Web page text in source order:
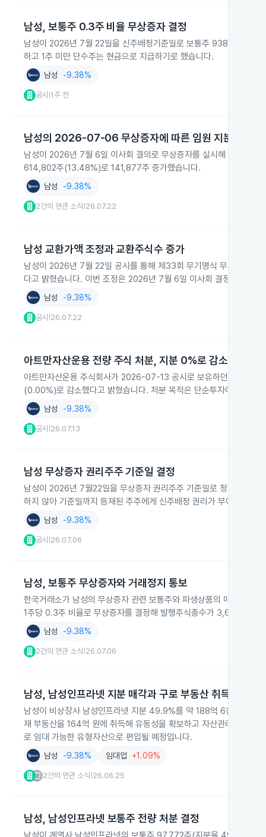
남성, 보통주 0.3주 비율 무상증자 결정
남성이 2026년 7월 22일을 신주배정기준일로 보통주 938,912주에
하고 1주 미만 단수주는 현금으로 지급하기로 했습니다.
남성 -9.38%
공시 |1주 전
남성의 2026-07-06 무상증자에 따른 임원 지분 변동
남성이 2026년 7월 6일 이사회 결의로 무상증자를 실시해 주요 임
614,802주(13.48%)로 141,877주 증가했습니다.
남성 -9.38%
2건의 연관 소식 26.07.22
남성 교환가액 조정과 교환주식수 증가
남성이 2026년 7월 22일 공시를 통해 제33회 무기명식 무이권부 무
다고 밝혔습니다. 이번 조정은 2026년 7월 6일 이사회 결정한 무상
남성 -9.38%
공시 26.07.22
아트만자산운용 전량 주식 처분, 지분 0%로 감소
아트만자산운용 주식회사가 2026-07-13 공시로 보유하던 남성 주
(0.00%)로 감소했다고 밝혔습니다. 처분 목적은 단순투자이며 경영
남성 -9.38%
공시 26.07.13
남성 무상증자 권리주주 기준일 결정
남성이 2026년 7월22일을 무상증자 권리주주 기준일로 정했다고
하지 않아 기준일까지 등재된 주주에게 신주배정 권리가 부여됩니다.
남성 -9.38%
공시 26.07.06
남성, 보통주 무상증자와 거래정지 통보
한국거래소가 남성의 무상증자 관련 보통주와 파생상품의 매매를
1주당 0.3주 비율로 무상증자를 결정해 발행주식총수가 3,621,216
남성 -9.38%
2건의 연관 소식 26.07.06
남성, 남성인프라넷 지분 매각과 구로 부동산 취득
남성이 비상장사 남성인프라넷 지분 49.9%를 약 188억 6천만 원에
재 부동산을 164억 원에 취득해 유동성을 확보하고 자산관리 역량을
로 임대 가능한 유형자산으로 편입될 예정입니다.
남성 -9.38% 임대업 +1.09%
2건의 연관 소식 26.06.25
남성, 남성인프라넷 보통주 전량 처분 결정